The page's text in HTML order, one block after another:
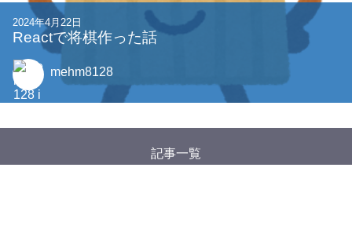
2024年4月22日
Reactで将棋作った話
mehm8128
記事一覧